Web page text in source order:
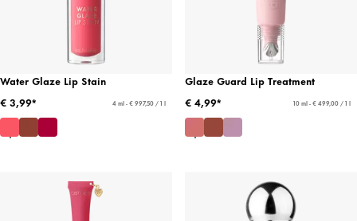
Water Glaze Lip Stain
€ 3,99*
4 ml - € 997,50 / 1 l
Glaze Guard Lip Treatment
€ 4,99*
10 ml - € 499,00 / 1 l